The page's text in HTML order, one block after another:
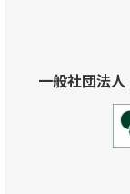
一般社団法